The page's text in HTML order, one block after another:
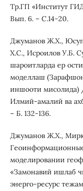
Тр.ГП «Институт
Вып. 6. – С.14-20.
Джуманов Ж.Х.,
Х.С., Исроилов У.Б.
шароитларда ер
моделлаш
иншооти мисолида)
Илмий-амалий ва
– Б. 132-136.
Джуманов Ж.Х.,
моделировании
«Замонавий ишлаб
энерго-ресурс